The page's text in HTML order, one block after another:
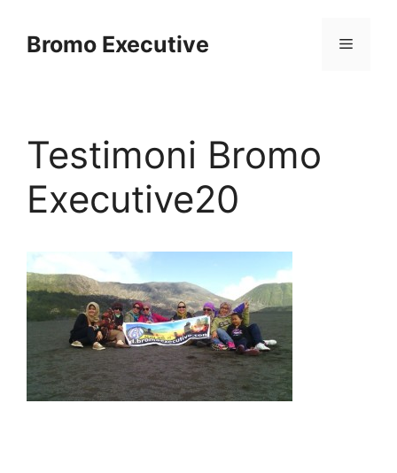
contentBromo Executive Menu
Testimoni Bromo
Executive20